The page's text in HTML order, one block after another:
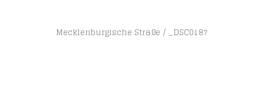
Mecklenburgische Straße _DSC0187